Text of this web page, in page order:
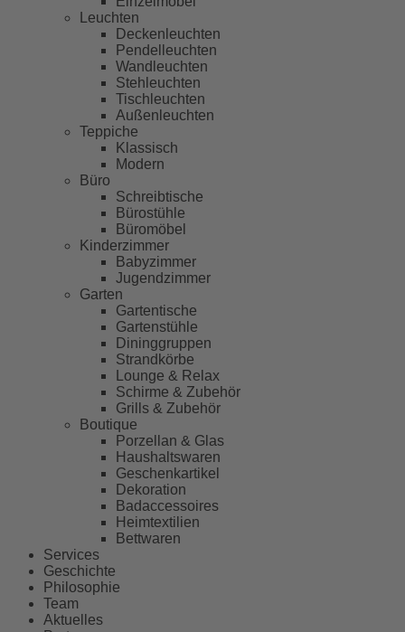
Leuchten
Deckenleuchten
Pendelleuchten
Wandleuchten
Stehleuchten
Tischleuchten
Außenleuchten
Teppiche
Klassisch
Modern
Büro
Schreibtische
Bürostühle
Büromöbel
Kinderzimmer
Babyzimmer
Jugendzimmer
Garten
Gartentische
Gartenstühle
Dininggruppen
Strandkörbe
Lounge & Relax
Schirme & Zubehör
Grills & Zubehör
Boutique
Porzellan & Glas
Haushaltswaren
Geschenkartikel
Dekoration
Badaccessoires
Heimtextilien
Bettwaren
Services
Geschichte
Philosophie
Team
Aktuelles